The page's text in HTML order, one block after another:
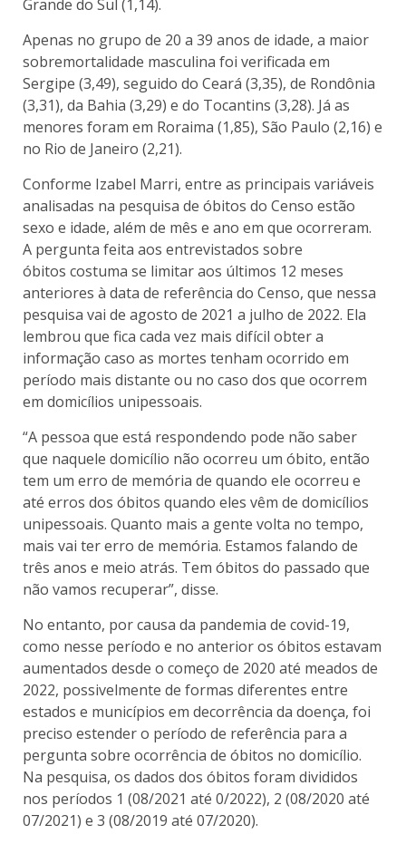
Grande do Sul (1,14).
Apenas no grupo de 20 a 39 anos de idade, a maior
sobremortalidade masculina foi verificada em
Sergipe (3,49), seguido do Ceará (3,35), de Rondônia
(3,31), da Bahia (3,29) e do Tocantins (3,28). Já as
menores foram em Roraima (1,85), São Paulo (2,16) e
no Rio de Janeiro (2,21).
Conforme Izabel Marri, entre as principais variáveis
analisadas na pesquisa de óbitos do Censo estão
sexo e idade, além de mês e ano em que ocorreram.
A pergunta feita aos entrevistados sobre
óbitos costuma se limitar aos últimos 12 meses
anteriores à data de referência do Censo, que nessa
pesquisa vai de agosto de 2021 a julho de 2022. Ela
lembrou que fica cada vez mais difícil obter a
informação caso as mortes tenham ocorrido em
período mais distante ou no caso dos que ocorrem
em domicílios unipessoais.
“A pessoa que está respondendo pode não saber
que naquele domicílio não ocorreu um óbito, então
tem um erro de memória de quando ele ocorreu e
até erros dos óbitos quando eles vêm de domicílios
unipessoais. Quanto mais a gente volta no tempo,
mais vai ter erro de memória. Estamos falando de
três anos e meio atrás. Tem óbitos do passado que
não vamos recuperar”, disse.
No entanto, por causa da pandemia de covid-19,
como nesse período e no anterior os óbitos estavam
aumentados desde o começo de 2020 até meados de
2022, possivelmente de formas diferentes entre
estados e municípios em decorrência da doença, foi
preciso estender o período de referência para a
pergunta sobre ocorrência de óbitos no domicílio.
Na pesquisa, os dados dos óbitos foram divididos
nos períodos 1 (08/2021 até 0/2022), 2 (08/2020 até
07/2021) e 3 (08/2019 até 07/2020).